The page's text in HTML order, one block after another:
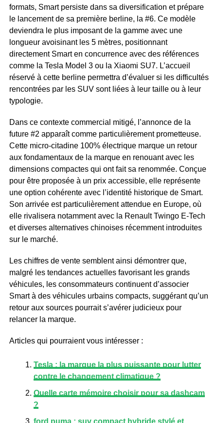
formats, Smart persiste dans sa diversification et prépare
le lancement de sa première berline, la #6. Ce modèle
deviendra le plus imposant de la gamme avec une
longueur avoisinant les 5 mètres, positionnant
directement Smart en concurrence avec des références
comme la Tesla Model 3 ou la Xiaomi SU7. L’accueil
réservé à cette berline permettra d’évaluer si les difficultés
rencontrées par les SUV sont liées à leur taille ou à leur
typologie.
Dans ce contexte commercial mitigé, l’annonce de la
future #2 apparaît comme particulièrement prometteuse.
Cette micro-citadine 100% électrique marque un retour
aux fondamentaux de la marque en renouant avec les
dimensions compactes qui ont fait sa renommée. Conçue
pour être proposée à un prix accessible, elle représente
une option cohérente avec l’identité historique de Smart.
Son arrivée est particulièrement attendue en Europe, où
elle rivalisera notamment avec la Renault Twingo E-Tech
et diverses alternatives chinoises récemment introduites
sur le marché.
Les chiffres de vente semblent ainsi démontrer que,
malgré les tendances actuelles favorisant les grands
véhicules, les consommateurs continuent d’associer
Smart à des véhicules urbains compacts, suggérant qu’un
retour aux sources pourrait s’avérer judicieux pour
relancer la marque.
Articles qui pourraient vous intéresser :
Tesla : la marque la plus puissante pour lutter
contre le changement climatique ?
Quelle carte mémoire choisir pour sa dashcam
?
ford puma : suv compact hybride stylé et